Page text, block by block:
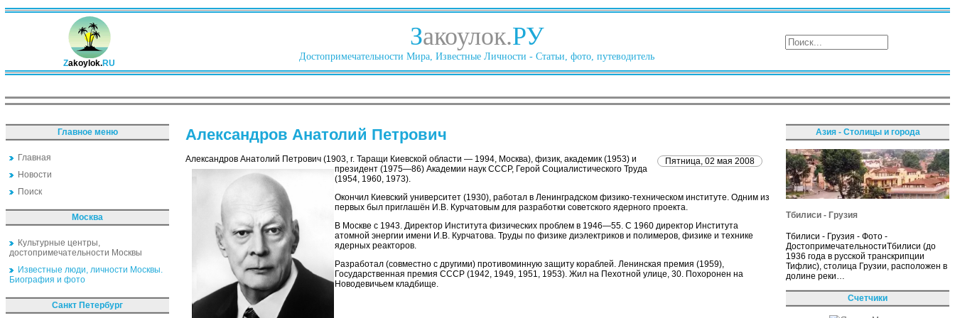
Zakoylok.RU
Закоулок.РУ
Достопримечательности Мира, Известные Личности - Статьи, фото, путеводитель
Главное меню
Главная
Новости
Поиск
Москва
Культурные центры,
достопримечательности Москвы
Известные люди, личности Москвы.
Биография и фото
Санкт Петербург
Александров Анатолий Петрович
Пятница, 02 мая 2008
Александров Анатолий Петрович (1903, г. Таращи Киевской области — 1994, Москва), физик, академик (1953) и
президент (1975—86) Академии наук СССР, Герой Социалистического Труда
(1954, 1960, 1973).
Окончил Киевский университет (1930), работал в Ленинградском физико-техническом институте. Одним из
первых был приглашён И.В. Курчатовым для разработки советского ядерного проекта.
В Москве с 1943. Директор Института физических проблем в 1946—55. С 1960 директор Института
атомной энергии имени И.В. Курчатова. Труды по физике диэлектриков и полимеров, физике и технике
ядерных реакторов.
Разработал (совместно с другими) противоминную защиту кораблей. Ленинская премия (1959),
Государственная премия СССР (1942, 1949, 1951, 1953). Жил на Пехотной улице, 30. Похоронен на
Новодевичьем кладбище.
Азия - Столицы и города
Тбилиси - Грузия
Тбилиси - Грузия - Фото -
ДостопримечательностиТбилиси (до
1936 года в русской транскрипции
Тифлис), столица Грузии, расположен в
долине реки…
Счетчики